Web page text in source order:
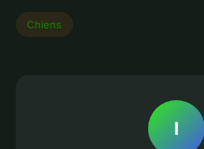
Chiens
I